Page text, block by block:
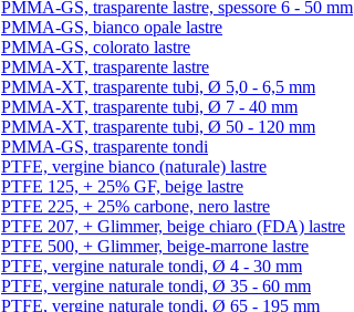
PMMA-GS, trasparente lastre, spessore 6 - 50 mm
PMMA-GS, bianco opale lastre
PMMA-GS, colorato lastre
PMMA-XT, trasparente lastre
PMMA-XT, trasparente tubi, Ø 5,0 - 6,5 mm
PMMA-XT, trasparente tubi, Ø 7 - 40 mm
PMMA-XT, trasparente tubi, Ø 50 - 120 mm
PMMA-GS, trasparente tondi
PTFE, vergine bianco (naturale) lastre
PTFE 125, + 25% GF, beige lastre
PTFE 225, + 25% carbone, nero lastre
PTFE 207, + Glimmer, beige chiaro (FDA) lastre
PTFE 500, + Glimmer, beige-marrone lastre
PTFE, vergine naturale tondi, Ø 4 - 30 mm
PTFE, vergine naturale tondi, Ø 35 - 60 mm
PTFE, vergine naturale tondi, Ø 65 - 195 mm